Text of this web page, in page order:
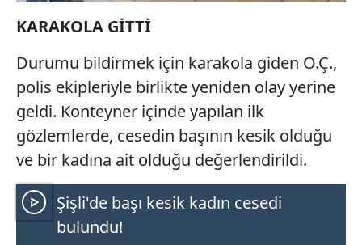
KARAKOLA GİTTİ
Durumu bildirmek için karakola giden O.Ç.,
polis ekipleriyle birlikte yeniden olay yerine
geldi. Konteyner içinde yapılan ilk
gözlemlerde, cesedin başının kesik olduğu
ve bir kadına ait olduğu değerlendirildi.
Şişli'de başı kesik kadın cesedi
bulundu!